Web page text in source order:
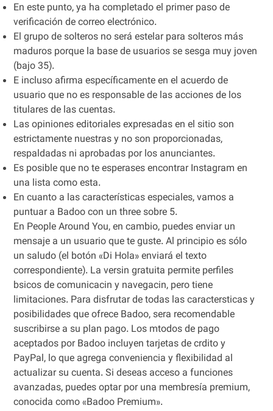
En este punto, ya ha completado el primer paso de
verificación de correo electrónico.
El grupo de solteros no será estelar para solteros más
maduros porque la base de usuarios se sesga muy joven
(bajo 35).
E incluso afirma específicamente en el acuerdo de
usuario que no es responsable de las acciones de los
titulares de las cuentas.
Las opiniones editoriales expresadas en el sitio son
estrictamente nuestras y no son proporcionadas,
respaldadas ni aprobadas por los anunciantes.
Es posible que no te esperases encontrar Instagram en
una lista como esta.
En cuanto a las características especiales, vamos a
puntuar a Badoo con un three sobre 5.
En People Around You, en cambio, puedes enviar un
mensaje a un usuario que te guste. Al principio es sólo
un saludo (el botón «Di Hola» enviará el texto
correspondiente). La versin gratuita permite perfiles
bsicos de comunicacin y navegacin, pero tiene
limitaciones. Para disfrutar de todas las caractersticas y
posibilidades que ofrece Badoo, sera recomendable
suscribirse a su plan pago. Los mtodos de pago
aceptados por Badoo incluyen tarjetas de crdito y
PayPal, lo que agrega conveniencia y flexibilidad al
actualizar su cuenta. Si deseas acceso a funciones
avanzadas, puedes optar por una membresía premium,
conocida como «Badoo Premium».